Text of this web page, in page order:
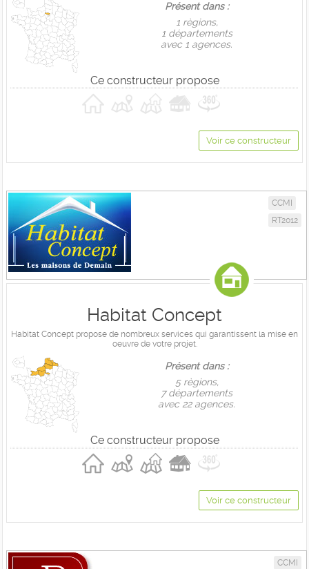
Présent dans :
1 règions,
1 départements
avec 1 agences.
Ce constructeur propose
Voir ce constructeur
CCMI
RT2012
Habitat Concept
Habitat Concept propose de nombreux services qui garantissent la mise en
oeuvre de votre projet.
Présent dans :
5 règions,
7 départements
avec 22 agences.
Ce constructeur propose
Voir ce constructeur
CCMI